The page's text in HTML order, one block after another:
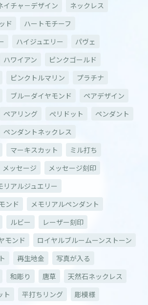
イチャ－デザイン
ネックレス
ド
ハートモチーフ
ハイジュエリー
パヴェ
ハワイアン
ピンクゴールド
ピンクトルマリン
プラチナ
ブルーダイヤモンド
ペアデザイン
ペアリング ぺリドット
ペンダント
ペンダントネックレス
マーキスカット
ミル打ち
メッセージ
メッセージ刻印
リアルジュエリー
ンド
メモリアルペンダント
ルビー
レーザー刻印
モンド
ロイヤルブルームーンストーン
再生地金
写真が入る
和彫り 唐草
天然石ネックレス
ト 平打ちリング
彫模様